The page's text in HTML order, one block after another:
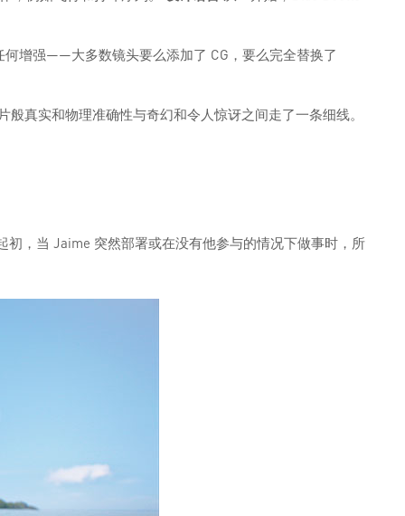
何增强——大多数镜头要么添加了 CG，要么完全替换了
真实和物理准确性与奇幻和令人惊讶之间走了一条细线。
，当 Jaime 突然部署或在没有他参与的情况下做事时，所